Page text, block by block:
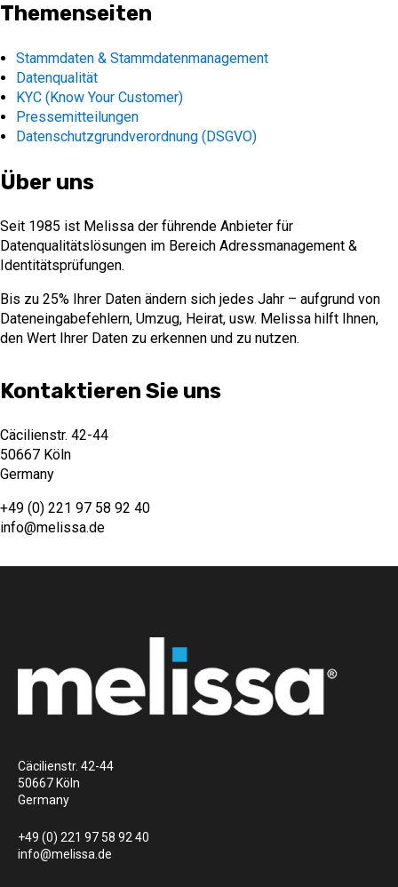
Themenseiten
Stammdaten & Stammdatenmanagement
Datenqualität
KYC (Know Your Customer)
Pressemitteilungen
Datenschutzgrundverordnung (DSGVO)
Über uns
Seit 1985 ist Melissa der führende Anbieter für
Datenqualitätslösungen im Bereich Adressmanagement &
Identitätsprüfungen.
Bis zu 25% Ihrer Daten ändern sich jedes Jahr – aufgrund von
Dateneingabefehlern, Umzug, Heirat, usw. Melissa hilft Ihnen,
den Wert Ihrer Daten zu erkennen und zu nutzen.
Kontaktieren Sie uns
Cäcilienstr. 42-44
50667 Köln
Germany
+49 (0) 221 97 58 92 40
info@melissa.de
Cäcilienstr. 42-44
50667 Köln
Germany
+49 (0) 221 97 58 92 40
info@melissa.de